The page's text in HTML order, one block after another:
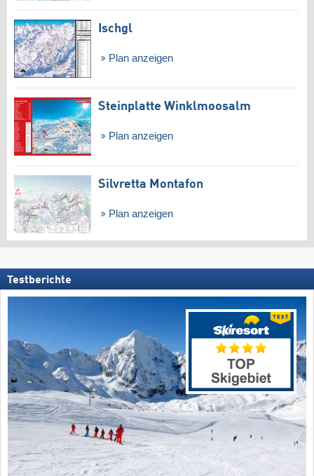
Ischgl
Plan anzeigen
Steinplatte Winklmoosalm
Plan anzeigen
Silvretta Montafon
Plan anzeigen
Testberichte